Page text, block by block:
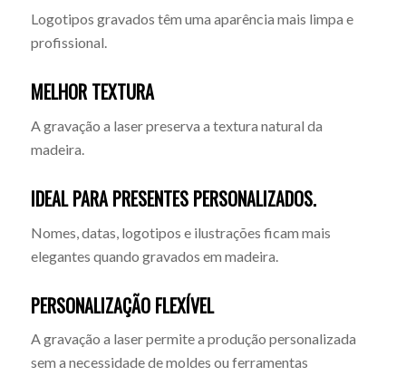
Logotipos gravados têm uma aparência mais limpa e
profissional.
MELHOR TEXTURA
A gravação a laser preserva a textura natural da
madeira.
IDEAL PARA PRESENTES PERSONALIZADOS.
Nomes, datas, logotipos e ilustrações ficam mais
elegantes quando gravados em madeira.
PERSONALIZAÇÃO FLEXÍVEL
A gravação a laser permite a produção personalizada
sem a necessidade de moldes ou ferramentas